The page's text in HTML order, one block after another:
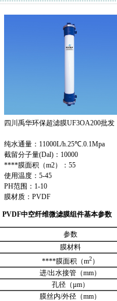
四川禹华环保超滤膜UF3OA200批发
纯水通量：11000L/h.25℃.0.1Mpa
截留分子量(Dal)：10000
****膜面积（m2）：55
使用温度：5-45
PH范围：1-10
膜材质：PVDF
PVDF中空纤维微滤膜组件基本参数
参数
膜材料
****膜面积（m2）
进/出水接管（mm）
孔径（µm）
膜丝内/外径（mm）